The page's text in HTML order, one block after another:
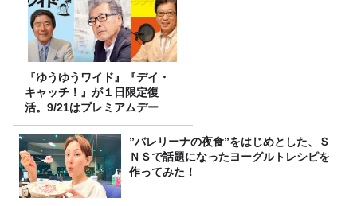
『ゆうゆうワイド』『デイ・
キャッチ！』が１日限定復
活。9/21はプレミアムデー
”バレリーナの夜食”をはじめとした、Ｓ
ＮＳで話題になったヨーグルトレシピを
作ってみた！